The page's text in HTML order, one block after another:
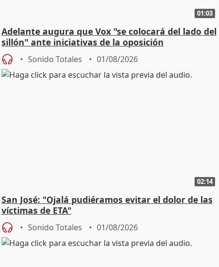
01:03
Adelante augura que Vox "se colocará del lado del
sillón" ante iniciativas de la oposición
Sonido Totales 01/08/2026
02:14
San José: "Ojalá pudiéramos evitar el dolor de las
víctimas de ETA"
Sonido Totales 01/08/2026